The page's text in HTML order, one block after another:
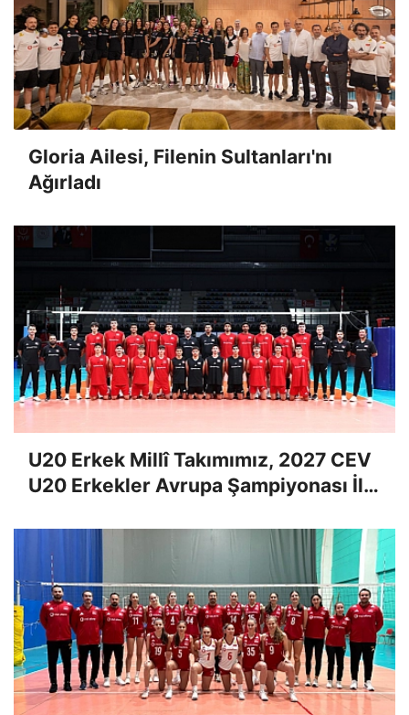
Gloria Ailesi, Filenin Sultanları'nı
Ağırladı
U20 Erkek Millî Takımımız, 2027 CEV
U20 Erkekler Avrupa Şampiyonası İlk